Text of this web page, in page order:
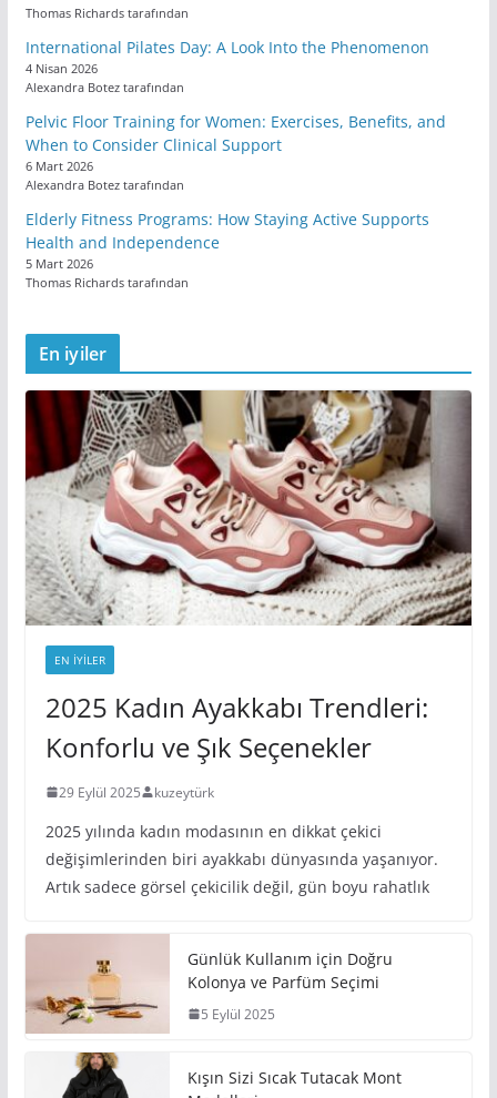
Thomas Richards tarafından
International Pilates Day: A Look Into the Phenomenon
4 Nisan 2026
Alexandra Botez tarafından
Pelvic Floor Training for Women: Exercises, Benefits, and
When to Consider Clinical Support
6 Mart 2026
Alexandra Botez tarafından
Elderly Fitness Programs: How Staying Active Supports
Health and Independence
5 Mart 2026
Thomas Richards tarafından
En iyiler
EN IYILER
2025 Kadın Ayakkabı Trendleri:
Konforlu ve Şık Seçenekler
29 Eylül 2025 kuzeytürk
2025 yılında kadın modasının en dikkat çekici
değişimlerinden biri ayakkabı dünyasında yaşanıyor.
Artık sadece görsel çekicilik değil, gün boyu rahatlık
Günlük Kullanım için Doğru
Kolonya ve Parfüm Seçimi
5 Eylül 2025
Kışın Sizi Sıcak Tutacak Mont